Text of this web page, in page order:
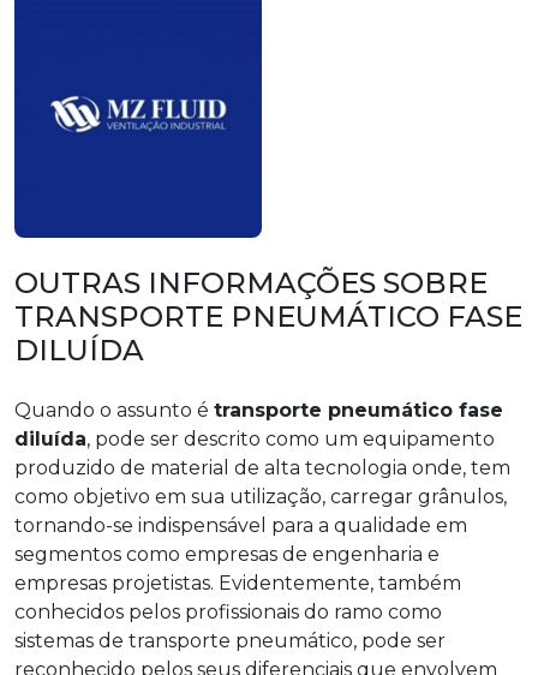
OUTRAS INFORMAÇÕES SOBRE
TRANSPORTE PNEUMÁTICO FASE
DILUÍDA
Quando o assunto é transporte pneumático fase
diluída, pode ser descrito como um equipamento
produzido de material de alta tecnologia onde, tem
como objetivo em sua utilização, carregar grânulos,
tornando-se indispensável para a qualidade em
segmentos como empresas de engenharia e
empresas projetistas. Evidentemente, também
conhecidos pelos profissionais do ramo como
sistemas de transporte pneumático, pode ser
reconhecido pelos seus diferenciais que envolvem